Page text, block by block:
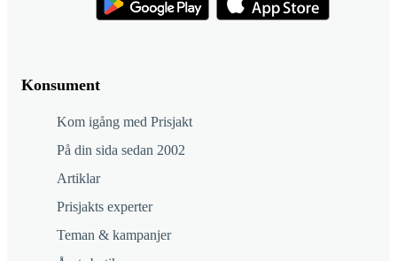
Konsument
Kom igång med Prisjakt
På din sida sedan 2002
Artiklar
Prisjakts experter
Teman & kampanjer